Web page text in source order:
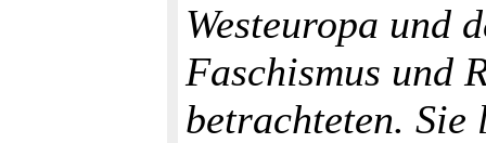
Westeuropa und
Faschismus und
betrachteten.